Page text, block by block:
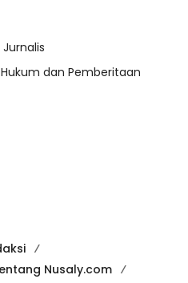
dan Pemberitaan
Nusaly.com